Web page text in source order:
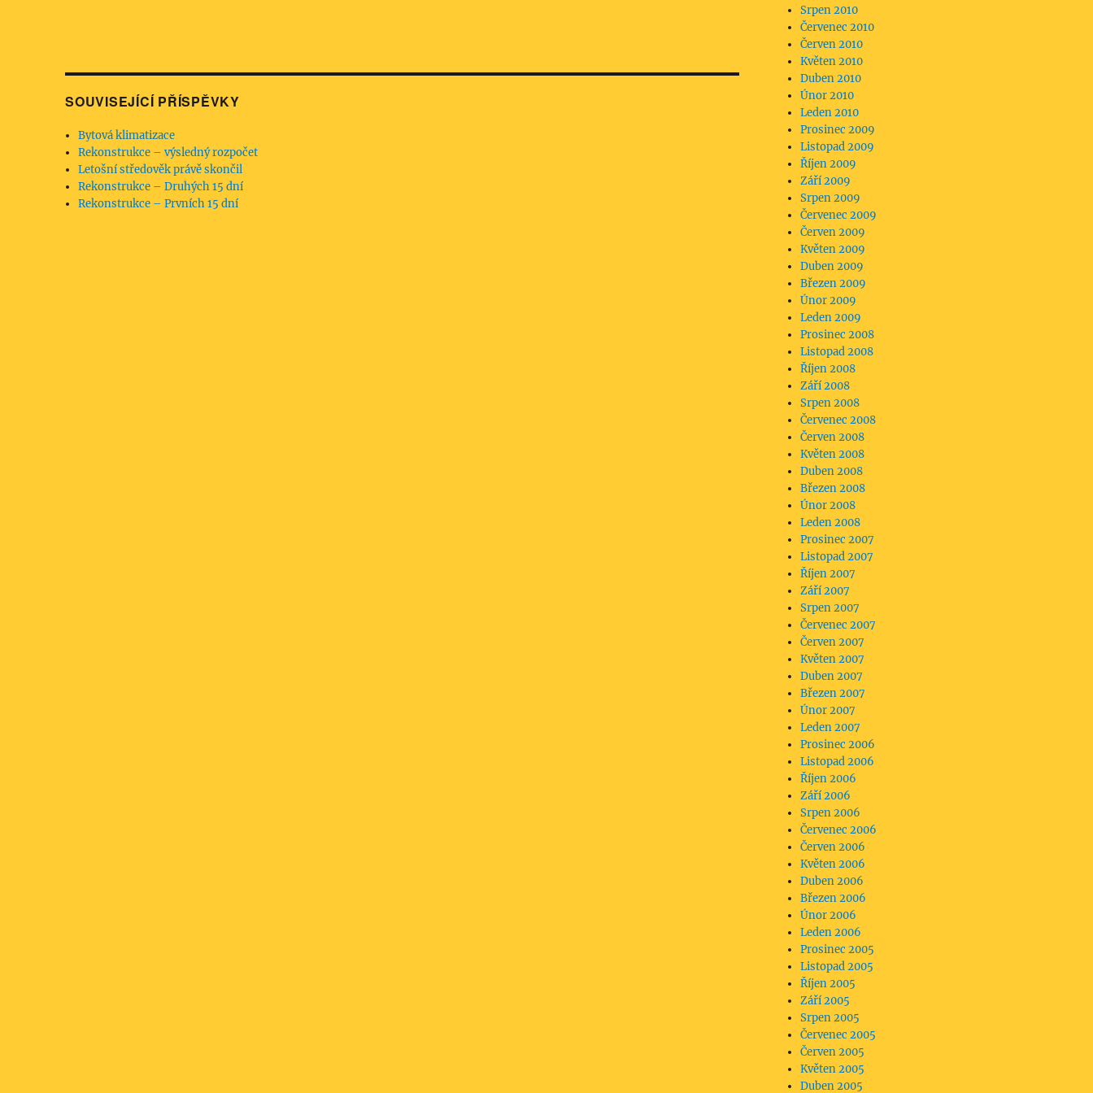
SOUVISEJÍCÍ PŘÍSPĚVKY
Bytová klimatizace
Rekonstrukce – výsledný rozpočet
Letošní středověk právě skončil
Rekonstrukce – Druhých 15 dní
Rekonstrukce – Prvních 15 dní
Srpen 2010
Červenec 2010
Červen 2010
Květen 2010
Duben 2010
Únor 2010
Leden 2010
Prosinec 2009
Listopad 2009
Říjen 2009
Září 2009
Srpen 2009
Červenec 2009
Červen 2009
Květen 2009
Duben 2009
Březen 2009
Únor 2009
Leden 2009
Prosinec 2008
Listopad 2008
Říjen 2008
Září 2008
Srpen 2008
Červenec 2008
Červen 2008
Květen 2008
Duben 2008
Březen 2008
Únor 2008
Leden 2008
Prosinec 2007
Listopad 2007
Říjen 2007
Září 2007
Srpen 2007
Červenec 2007
Červen 2007
Květen 2007
Duben 2007
Březen 2007
Únor 2007
Leden 2007
Prosinec 2006
Listopad 2006
Říjen 2006
Září 2006
Srpen 2006
Červenec 2006
Červen 2006
Květen 2006
Duben 2006
Březen 2006
Únor 2006
Leden 2006
Prosinec 2005
Listopad 2005
Říjen 2005
Září 2005
Srpen 2005
Červenec 2005
Červen 2005
Květen 2005
Duben 2005